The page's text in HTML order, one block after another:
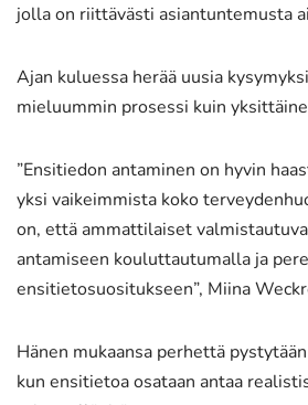
jolla on riittävästi asiantuntemusta
Ajan kuluessa herää uusia
mieluummin prosessi kuin
”Ensitiedon antaminen on hyvin
yksi vaikeimmista koko
on, että ammattilaiset
antamiseen kouluttautumalla ja
ensitietosuositukseen”, Miina
Hänen mukaansa perhettä
kun ensitietoa osataan antaa